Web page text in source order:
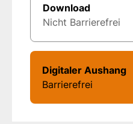
Download
Nicht Barrierefrei
Digitaler Aushang
Barrierefrei